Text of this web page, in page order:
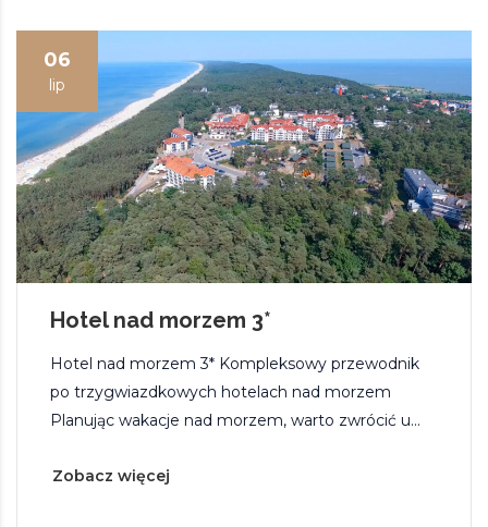
06
lip
Hotel nad morzem 3*
Hotel nad morzem 3* Kompleksowy przewodnik
po trzygwiazdkowych hotelach nad morzem
Planując wakacje nad morzem, warto zwrócić u...
Zobacz więcej